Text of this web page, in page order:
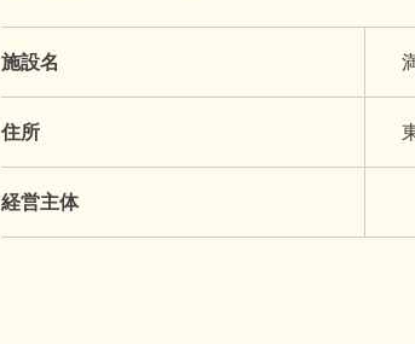
施設名
住所
経営主体